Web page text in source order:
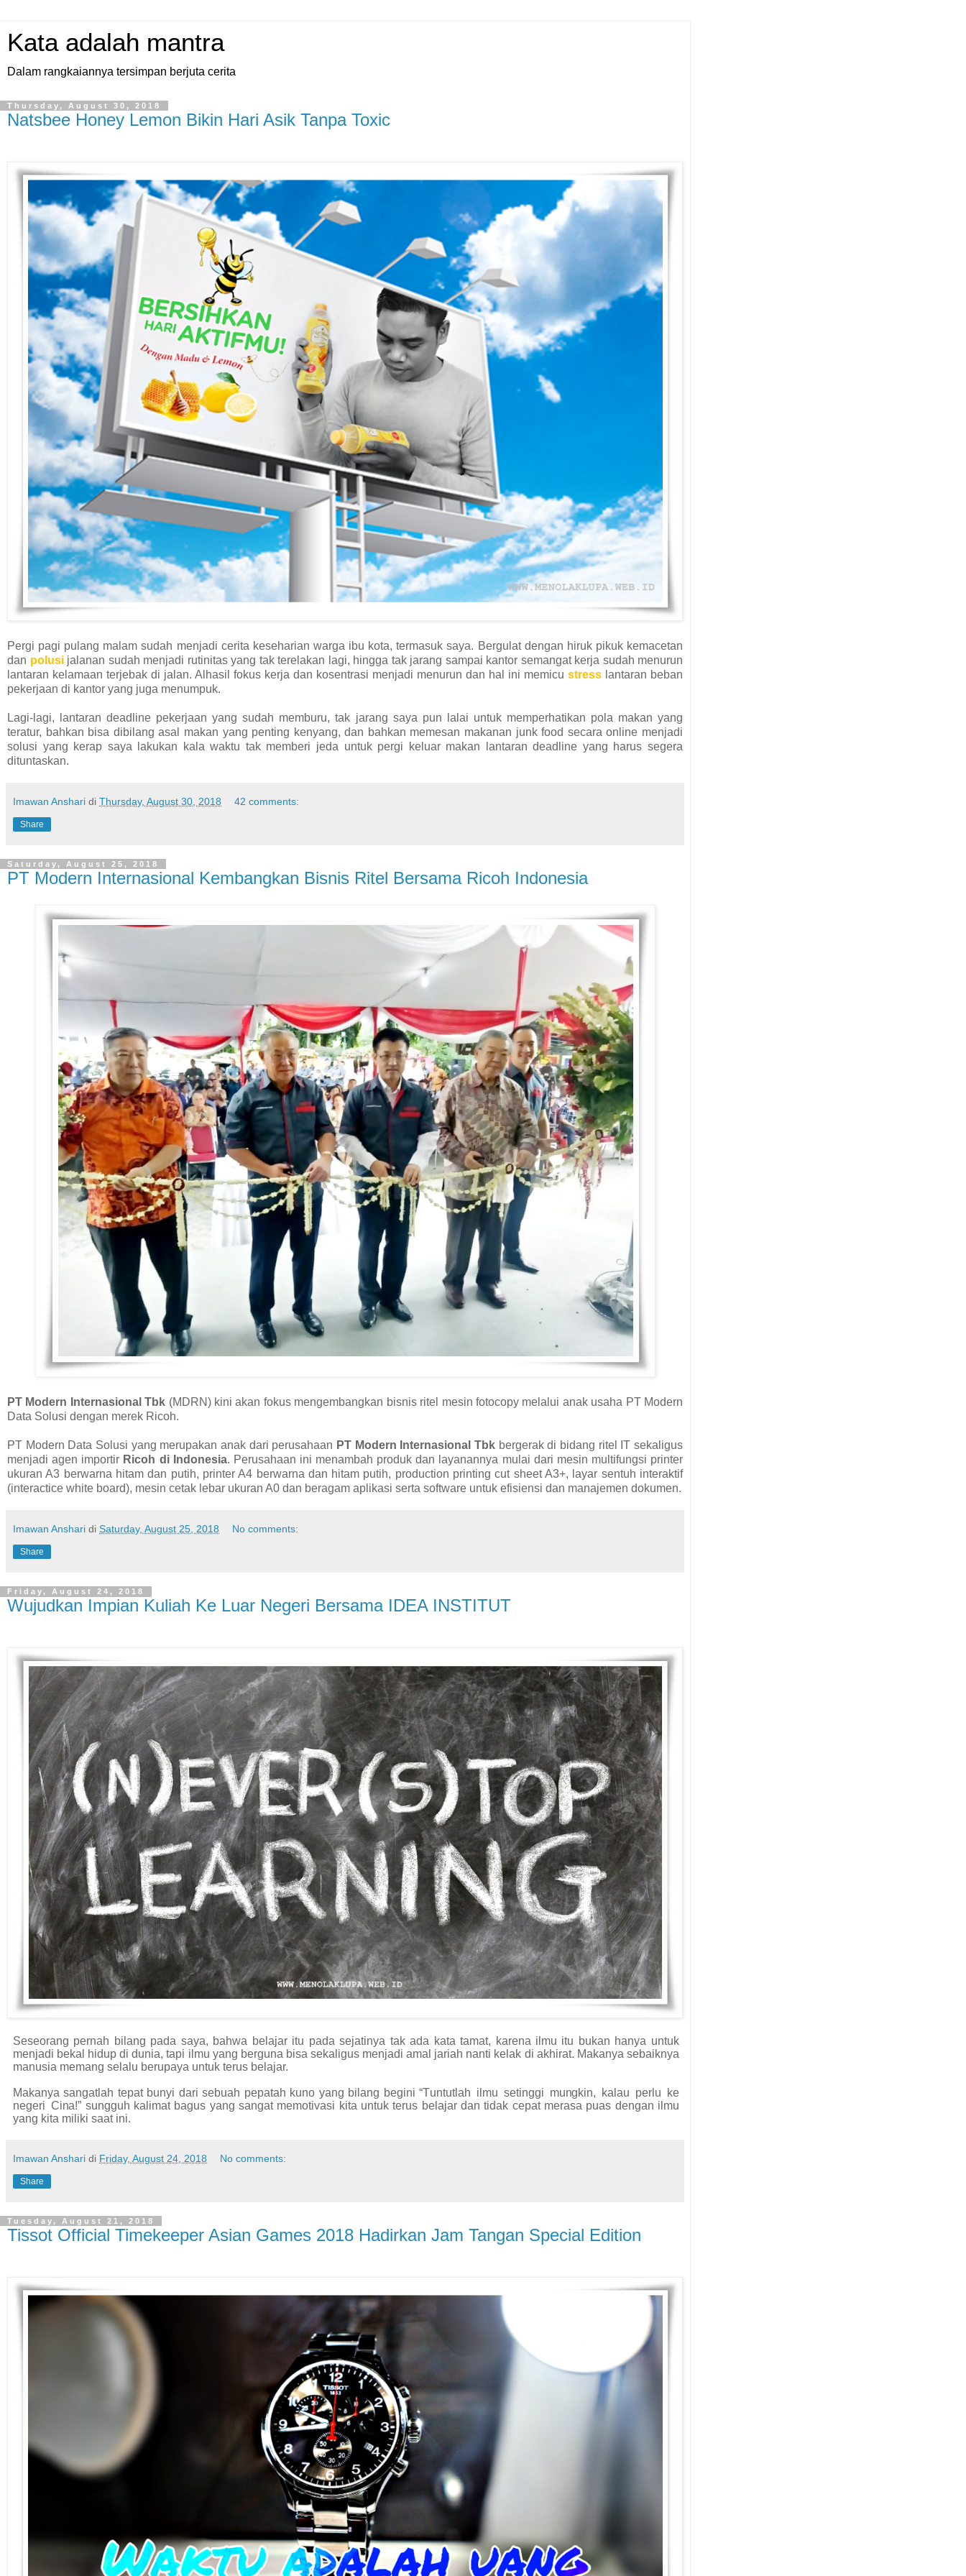
Kata adalah mantra
Dalam rangkaiannya tersimpan berjuta cerita
Thursday, August 30, 2018
Natsbee Honey Lemon Bikin Hari Asik Tanpa Toxic
Pergi pagi pulang malam sudah menjadi cerita keseharian warga ibu kota, termasuk saya. Bergulat dengan hiruk pikuk kemacetan
dan polusijalanan sudah menjadi rutinitas yang tak terelakan lagi, hingga tak jarang sampai kantor semangat kerja sudah menurun
lantaran kelamaan terjebak di jalan. Alhasil fokus kerja dan kosentrasi menjadi menurun dan hal ini memicu stress lantaran beban
pekerjaan di kantor yang juga menumpuk.
Lagi-lagi, lantaran deadline pekerjaan yang sudah memburu, tak jarang saya pun lalai untuk memperhatikan pola makan yang
teratur, bahkan bisa dibilang asal makan yang penting kenyang, dan bahkan memesan makanan junk food secara online menjadi
solusi yang kerap saya lakukan kala waktu tak memberi jeda untuk pergi keluar makan lantaran deadline yang harus segera
dituntaskan.
Imawan Anshari di Thursday, August 30, 2018 42 comments:
Share
Saturday, August 25, 2018
PT Modern Internasional Kembangkan Bisnis Ritel Bersama Ricoh Indonesia
PT Modern Internasional Tbk (MDRN) kini akan fokus mengembangkan bisnis ritel mesin fotocopy melalui anak usaha PT Modern
Data Solusi dengan merek Ricoh.
PT Modern Data Solusi yang merupakan anak dari perusahaan PT Modern Internasional Tbk bergerak di bidang ritel IT sekaligus
menjadi agen importir Ricoh di Indonesia. Perusahaan ini menambah produk dan layanannya mulai dari mesin multifungsi printer
ukuran A3 berwarna hitam dan putih, printer A4 berwarna dan hitam putih, production printing cut sheet A3+, layar sentuh interaktif
(interactice white board), mesin cetak lebar ukuran A0 dan beragam aplikasi serta software untuk efisiensi dan manajemen dokumen.
Imawan Anshari di Saturday, August 25, 2018 No comments:
Share
Friday, August 24, 2018
Wujudkan Impian Kuliah Ke Luar Negeri Bersama IDEA INSTITUT
Seseorang pernah bilang pada saya, bahwa belajar itu pada sejatinya tak ada kata tamat, karena ilmu itu bukan hanya untuk
menjadi bekal hidup di dunia, tapi ilmu yang berguna bisa sekaligus menjadi amal jariah nanti kelak di akhirat. Makanya sebaiknya
manusia memang selalu berupaya untuk terus belajar.
Makanya sangatlah tepat bunyi dari sebuah pepatah kuno yang bilang begini “Tuntutlah ilmu setinggi mungkin, kalau per lu
ke
negeri Cina!” sungguh kalimat bagus yang sangat memotivasi kita untuk terus belajar dan tidak cepat merasa puas dengan ilmu
yang kita miliki saat ini.
Imawan Anshari di Friday, August 24, 2018 No comments:
Share
Tuesday, August 21, 2018
Tissot Official Timekeeper Asian Games 2018 Hadirkan Jam Tangan Special Edition